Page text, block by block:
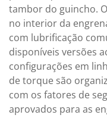
tambor do guincho.
no interior da
com lubrificação
disponíveis versões
configurações em
de torque são
com os fatores de
aprovados para as